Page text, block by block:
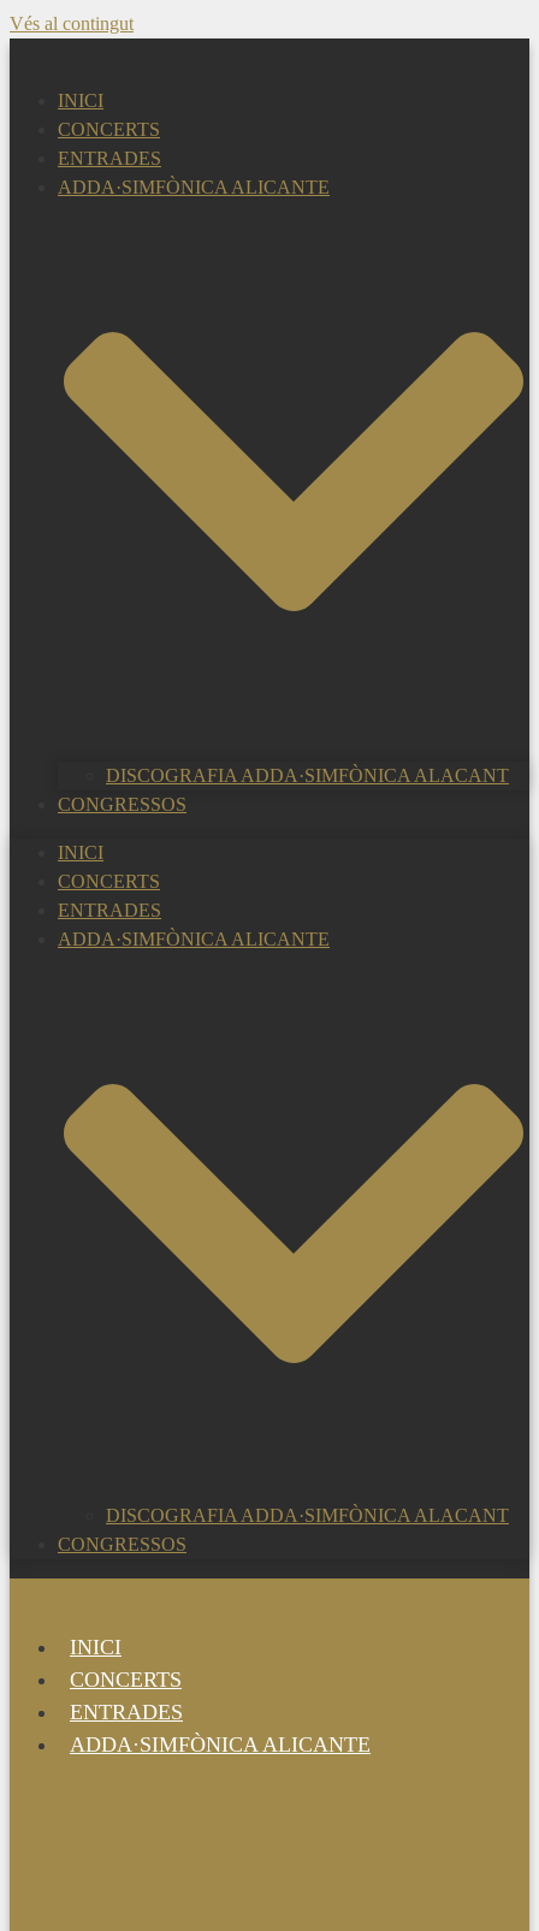
Vés al contingut
INICI
CONCERTS
ENTRADES
ADDA·SIMFÒNICA ALICANTE
DISCOGRAFIA ADDA·SIMFÒNICA ALACANT
CONGRESSOS
INICI
CONCERTS
ENTRADES
ADDA·SIMFÒNICA ALICANTE
DISCOGRAFIA ADDA·SIMFÒNICA ALACANT
CONGRESSOS
INICI
CONCERTS
ENTRADES
ADDA·SIMFÒNICA ALICANTE